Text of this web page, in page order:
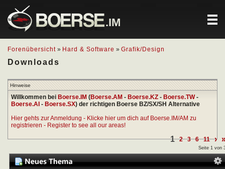
.IM
Forenübersicht » Hard & Software » Grafik/Design
Downloads
Hinweise
Willkommen bei Boerse.IM (Boerse.AM - Boerse.KZ - Boerse.TW-
Boerse.AI - Boerse.SX) der richtigen Boerse BZ/SX/SH Alternative
Hier gehts zur Anmeldung - Klicke hier um dich auf Boerse.IM/AM zu
registrieren - Register to see all our areas!
1 2 3 6 11 ›
Seite 1 von